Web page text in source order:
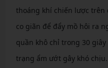
thoáng khí chiến lược trên
co giãn để đẩy mồ hôi ra
quần khô chỉ trong 30
trạng ẩm ướt gây khó